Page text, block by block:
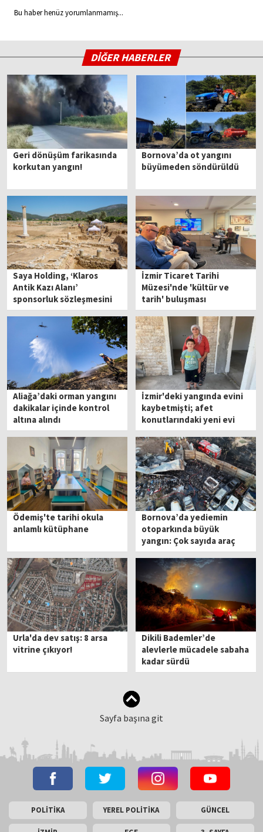
Bu haber henüz yorumlanmamış...
DİĞER HABERLER
Geri dönüşüm farikasında
korkutan yangın!
Bornova’da ot yangını
büyümeden söndürüldü
Saya Holding, ‘Klaros
Antik Kazı Alanı’
sponsorluk sözleşmesini
yeniledi
İzmir Ticaret Tarihi
Müzesi'nde 'kültür ve
tarih' buluşması
Aliağa’daki orman yangını
dakikalar içinde kontrol
altına alındı
İzmir'deki yangında evini
kaybetmişti; afet
konutlarındaki yeni evi
için gün sayıyor
Ödemiş'te tarihi okula
anlamlı kütüphane
Bornova’da yediemin
otoparkında büyük
yangın: Çok sayıda araç
küle döndü!
Urla'da dev satış: 8 arsa
vitrine çıkıyor!
Dikili Bademler’de
alevlerle mücadele sabaha
kadar sürdü
Sayfa başına git
POLİTİKA YEREL POLİTİKA GÜNCEL